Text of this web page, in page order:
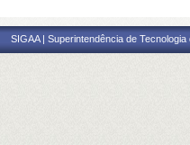
SIGAA | Superintendência de